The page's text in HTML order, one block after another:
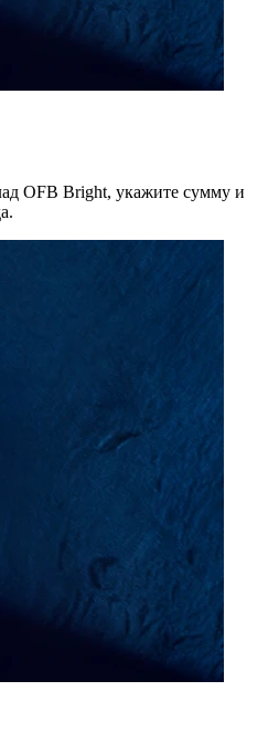
OFB Bright, укажите сумму и